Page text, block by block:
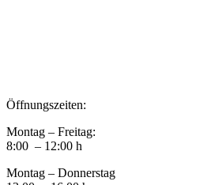
Öffnungszeiten:
Montag – Freitag:
8:00 – 12:00 h
Montag – Donnerstag